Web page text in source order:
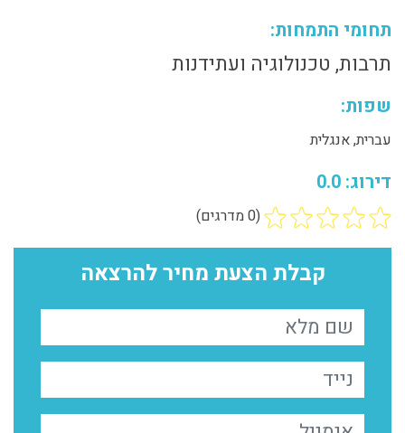
תחומי התמחות:
תרבות, טכנולוגיה ועתידנות
שפות:
עברית, אנגלית
דירוג: 0.0
(0 מדרגים)
קבלת הצעת מחיר להרצאה